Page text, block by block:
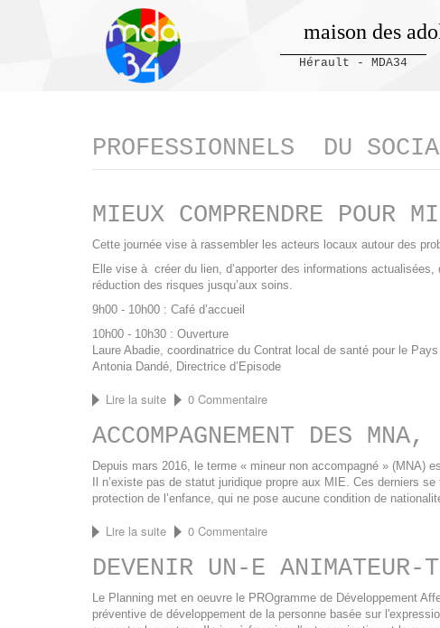
maison des
Hérault - MDA34
PROFESSIONNELS DU
MIEUX COMPRENDRE POUR
Cette journée vise à rassembler les acteurs locaux autour des
Elle vise à créer du lien, d’apporter des informations
réduction des risques jusqu’aux soins.
9h00 - 10h00 : Café d’accueil
10h00 - 10h30 : Ouverture
Laure Abadie, coordinatrice du Contrat local de santé pour le
Antonia Dandé, Directrice d’Episode
Lire la suite de
comprendre
pour
mieux
accompagner
0 Commentaire
ACCOMPAGNEMENT DES
Depuis mars 2016, le terme « mineur non accompagné » (MNA)
Il n’existe pas de statut juridique propre aux MIE. Ces derniers
protection de l’enfance, qui ne pose aucune condition de
Lire la suite de
des
MNA,
repères
juridiques
0 Commentaire
DEVENIR UN-E ANIMATEUR-
Le Planning met en oeuvre le PROgramme de Développement
préventive de développement de la personne basée sur